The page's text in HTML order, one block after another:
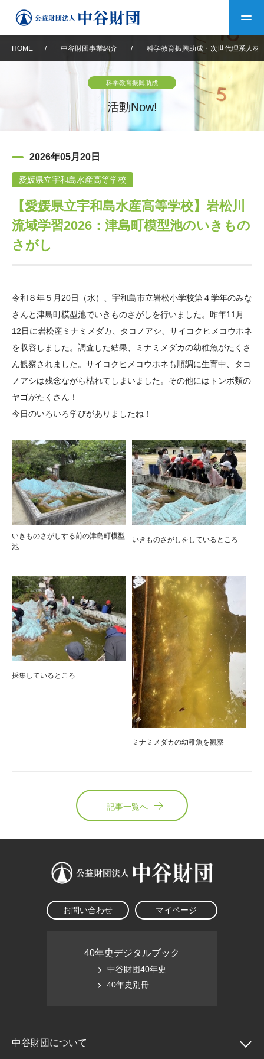
中谷財団について
設立趣意書 財団概要
沿革 40年史デジタルブック
中谷財団40年史
年報一覧 中谷財団レポート
中谷財団事業紹介 中谷賞
神戸賞 長期大型研究助成
研究助成
ム
科学教育振興助成・
次世代理系人材育成プ
ログラム助成
中谷財団動画紹介
その他情報
その他情報
アクセス よくあるご質問
サイトマップ 中谷財団アーカイブ
日本語 English マイページ
HOME / 中谷財団事業紹介 / 科学教育振興助成・次世代理系人材
科学教育振興助成
活動Now!
2026年05月20日
愛媛県立宇和島水産高等学校
【愛媛県立宇和島水産高等学校】岩松川
流域学習2026：津島町模型池のいきもの
さがし
令和８年５月20日（水）、宇和島市立岩松小学校第４学年のみな
さんと津島町模型池でいきものさがしを行いました。昨年11月
12日に岩松産ミナミメダカ、タコノアシ、サイコクヒメコウホネ
を収容しました。調査した結果、ミナミメダカの幼稚魚がたくさ
ん観察されました。サイコクヒメコウホネも順調に生育中、タコ
ノアシは残念ながら枯れてしまいました。その他にはトンボ類の
ヤゴがたくさん！
今日のいろいろ学びがありましたね！
いきものさがしする前の津島町模型
池
いきものさがしをしているところ
採集しているところ
ミナミメダカの幼稚魚を観察
記事一覧へ
お問い合わせ マイページ
40年史デジタルブック
中谷財団40年史
40年史別冊
中谷財団について